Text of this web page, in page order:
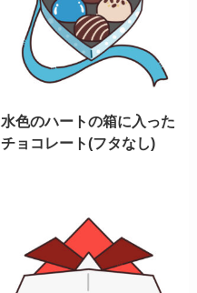
水色のハートの箱に入った
チョコレート(フタなし)